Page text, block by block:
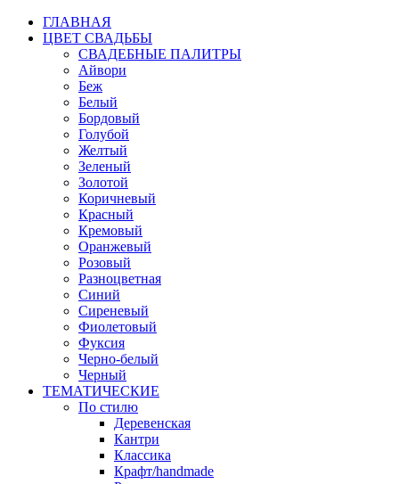
ГЛАВНАЯ
ЦВЕТ СВАДЬБЫ
СВАДЕБНЫЕ ПАЛИТРЫ
Айвори
Беж
Белый
Бордовый
Голубой
Желтый
Зеленый
Золотой
Коричневый
Красный
Кремовый
Оранжевый
Розовый
Разноцветная
Синий
Сиреневый
Фиолетовый
Фуксия
Черно-белый
Черный
ТЕМАТИЧЕСКИЕ
По стилю
Деревенская
Кантри
Классика
Крафт/handmade